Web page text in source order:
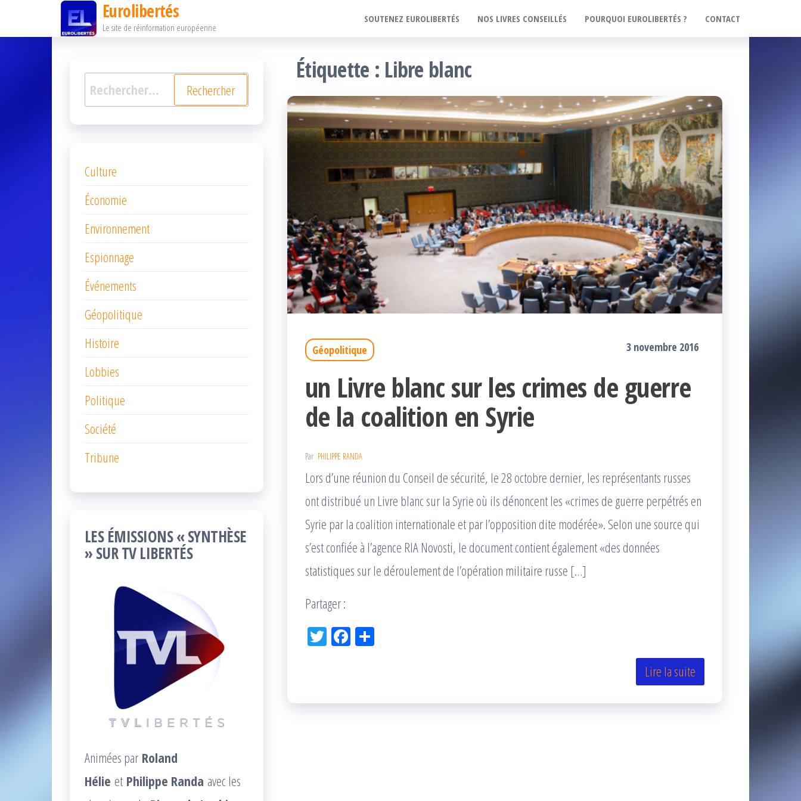
ce
Eurolibertés
Le site de réinformation européenne
SOUTENEZ EUROLIBERTÉS NOS LIVRES CONSEILLÉS POURQUOI EUROLIBERTÉS ? CONTACT
Étiquette : Libre blanc
Géopolitique 3 novembre 2016
un Livre blanc sur les crimes de guerre
de la coalition en Syrie
Par PHILIPPE RANDA
Lors d’une réunion du Conseil de sécurité, le 28 octobre dernier, les représentants russes
ont distribué un Livre blanc sur la Syrie où ils dénoncent les «crimes de guerre perpétrés en
Syrie par la coalition internationale et par l’opposition dite modérée». Selon une source qui
s’est confiée à l’agence RIA Novosti, le document contient également «des données
statistiques sur le déroulement de l’opération militaire russe […]
Partager :
Tw Fac
Lire la suite
Rechercher :
Culture
Économie
Environnement
Espionnage
Événements
Géopolitique
Histoire
Lobbies
Politique
Société
Tribune
LES ÉMISSIONS « SYNTHÈSE
» SUR TV LIBERTÉS
Animées par Roland
Hélie et Philippe Randa avec les